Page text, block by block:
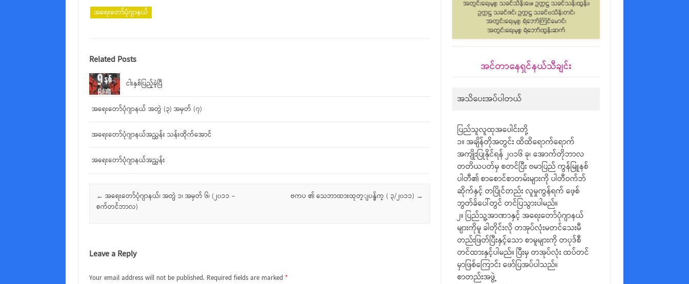
အရေးတော်ပုံဂျာနယ်
Related Posts
ငါးနှစ်ပြည့်ခဲ့ပြီ
အရေးတော်ပုံဂျာနယ် အတွဲ (၃) အမှတ် (၇)
အရေးတော်ပုံဂျာနယ်အညွှန်း သန်းထိုက်အောင်
အရေးတော်ပုံဂျာနယ်အညွှန်း
Post navigation
← အရေးတော်ပုံဂျာနယ်၊ အတွဲ ၁၊ အမှတ် ၆၊ (၂၀၁၁ –
စက်တင်ဘာလ)
ဗကပ ၏ သေဘာထားထုတ္ျပန္ခ်က္ ( ၃/၂၀၁၁) →
Leave a Reply
Your email address will not be published. Required fields are marked*
အင်တာနေရှင်နယ်သီချင်း
အသိပေးအပ်ပါတယ်
ပြည်သူလူထုအပေါင်းတို့
၁။ အချိန်တိုအတွင်း ထိထိရောက်ရောက်
အကျိုးပြုနိုင်ရန် ၂၀၁၆ ခု၊ အောက်တိုဘာလ
တတိယပတ်မှ စတင်ပြီး ဗမာပြည် ကွန်မြူနစ်
ပါတီ၏ စာစောင်စာတမ်းများကို ပါတီဝက်ဘ်
ဆိုက်နှင့် တပြိုင်တည်း လူမှုကွန်ရက် ဖေ့စ်
ဘွတ်ခ်ပေါ်တွင် တင်ပြသွားပါမည်။
၂။ ပြည်သူ့အာဏာနှင့် အရေးတော်ပုံဂျာနယ်
များကိုမူ ခါတိုင်းလို တအုပ်လုံးမတင်သေးမီ
တည်းဖြတ်ပြီးနှင့်သော စာမူများကို တပုဒ်စီ
တင်ထားနှင့်ပါမည်။ ပြီးမှ တအုပ်လုံး ထပ်တင်
မှာဖြစ်ကြောင်း ဖော်ပြအပ်ပါသည်။
စာတည်းအဖွဲ့